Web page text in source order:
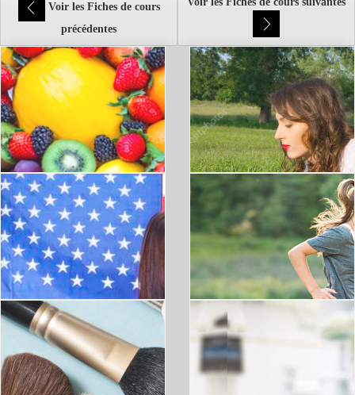
précédentes